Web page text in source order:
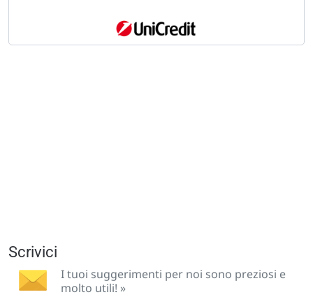
Scrivici
I tuoi suggerimenti per noi sono preziosi e
molto utili! »